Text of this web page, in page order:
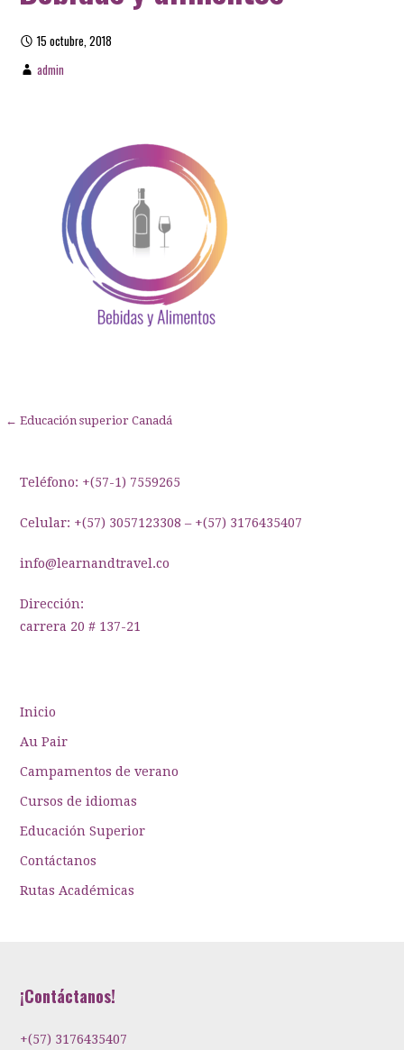
15 octubre, 2018
admin
Navegación
entradas
← Educación superior Canadá
Teléfono: +(57-1) 7559265
Celular: +(57) 3057123308 – +(57) 3176435407
info@learnandtravel.co
Dirección:
carrera 20 # 137-21
Inicio
Au Pair
Campamentos de verano
Cursos de idiomas
Educación Superior
Contáctanos
Rutas Académicas
¡Contáctanos!
+(57) 3176435407